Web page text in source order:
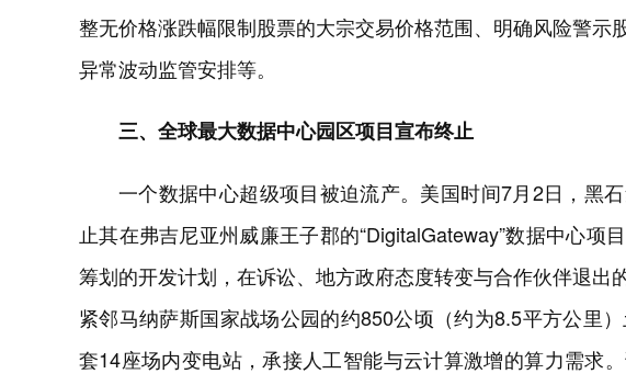
整无价格涨跌幅限制股票的大宗交易价格范围、明确风险警示
异常波动监管安排等。
三、全球最大数据中心园区项目宣布终止
一个数据中心超级项目被迫流产。美国时间7月2日，黑
止其在弗吉尼亚州威廉王子郡的“DigitalGateway”数据中心项
筹划的开发计划，在诉讼、地方政府态度转变与合作伙伴退出
紧邻马纳萨斯国家战场公园的约850公顷（约为8.5平方公里
套14座场内变电站，承接人工智能与云计算激增的算力需求